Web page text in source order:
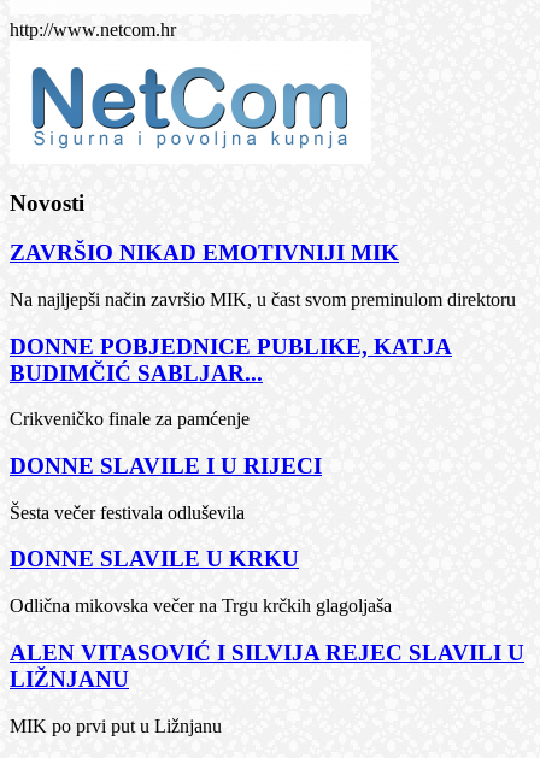
http://www.netcom.hr
Novosti
ZAVRŠIO NIKAD EMOTIVNIJI MIK
Na najljepši način završio MIK, u čast svom preminulom direktoru
DONNE POBJEDNICE PUBLIKE, KATJA
BUDIMČIĆ SABLJAR...
Crikveničko finale za pamćenje
DONNE SLAVILE I U RIJECI
Šesta večer festivala odluševila
DONNE SLAVILE U KRKU
Odlična mikovska večer na Trgu krčkih glagoljaša
ALEN VITASOVIĆ I SILVIJA REJEC SLAVILI U
LIŽNJANU
MIK po prvi put u Ližnjanu